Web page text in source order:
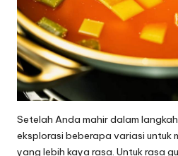
Setelah Anda mahir dalam
eksplorasi beberapa variasi untuk
yang lebih kaya rasa. Untuk rasa